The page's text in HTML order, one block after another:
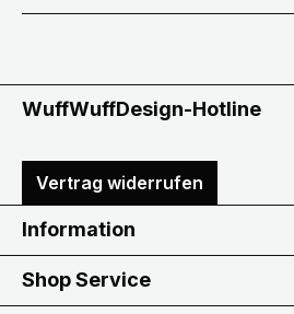
WuffWuffDesign-Hotline
Vertrag widerrufen
Information
Shop Service